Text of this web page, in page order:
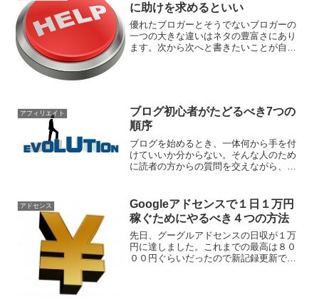
に助けを求めるといい
優れたブロガーとそうでないブロガーの
一つの大きな違いはネタの豊富さにあり
ます。次から次へと書きたいことが自然
アフィリエイト
ブログ初心者がたどるべき7つの
順序
ブログを始めるとき、一体何から手を付
けていいか分からない。そんな人のため
に読者の方からの質問を交えながら、簡
こんな状況に陥っていませんか？MAK様
はじめましてMAKさん...
アドセンス
Googleアドセンスで１日１万円
稼ぐためにやるべき４つの方法
先日、グーグルアドセンスの日収が１万
円に達しました。これまでの最高は８０
００円ぐらいだったので新記録更新で